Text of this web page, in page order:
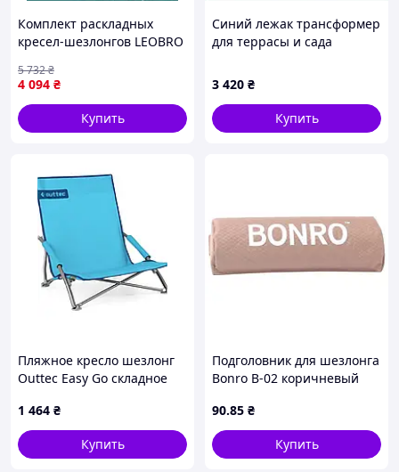
Комплект раскладных
кресел-шезлонгов LEOBRO
отдыха на природе и даче
4 094 ₴
5 732₴
Купить
Синий лежак трансформер
для террасы и сада
3 420 ₴
Купить
Пляжное кресло шезлонг
Outtec Easy Go складное
1 464 ₴
Купить
Подголовник для шезлонга
Bonro B-02 коричневый
90.85 ₴
Купить